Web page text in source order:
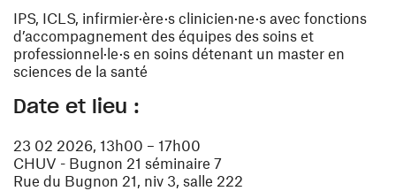
IPS, ICLS, infirmier·ère·s clinicien·ne·s avec fonctions
d’accompagnement des équipes des soins et
professionnel·le·s en soins détenant un master en
sciences de la santé
Date et lieu :
23 02 2026, 13h00 – 17h00
CHUV - Bugnon 21 séminaire 7
Rue du Bugnon 21, niv 3, salle 222